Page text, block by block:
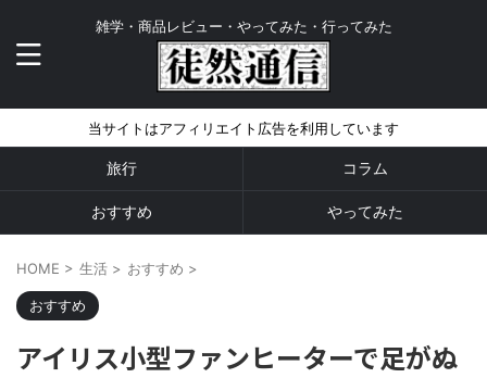
雑学・商品レビュー・やってみた・行ってみた
当サイトはアフィリエイト広告を利用しています
旅行 コラム
おすすめ やってみた
HOME > 生活 > おすすめ >
おすすめ
アイリス小型ファンヒーターで足がぬ